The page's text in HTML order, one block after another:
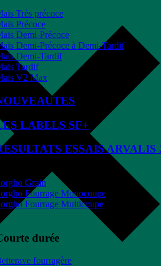
Très précoce
Précoce
Demi-Précoce
Demi-Précoce à Demi-Tardif
Demi-Tardif
Tardif
V2 Max
LABELS SF+
ESSAIS ARVALIS
Grain
Fourrage Monocoupe
Fourrage Multicoupe
durée
fourragère